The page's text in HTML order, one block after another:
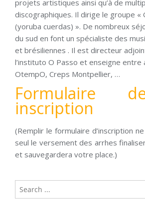
projets artistiques ainsi qu’à de
discographiques. Il dirige le groupe «
(yoruba cuerdas) ». De nombreux
du sud en font un spécialiste des
et brésiliennes . Il est directeur
l’instituto O Passo et enseigne entre
OtempO, Creps Montpellier, …
Formulaire
inscription
(Remplir le formulaire d’inscription
seul le versement des arrhes
et sauvegardera votre place.)